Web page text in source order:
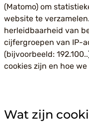
(Matomo) om
website te
herleidbaarheid van
cijfergroepen van IP-
(bijvoorbeeld:
cookies zijn en hoe
Wat